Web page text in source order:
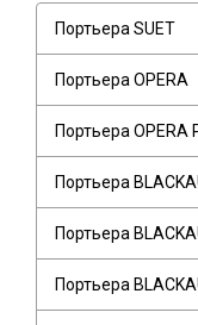
Портьера SUET
Портьера OPERA
Портьера OPERA
Портьера
Портьера
Портьера